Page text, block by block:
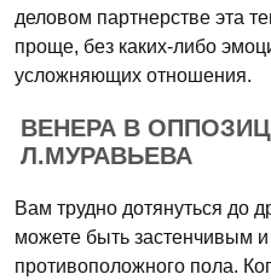
деловом партнерстве эта
проще, без каких-либо
усложняющих отношения.
ВЕНЕРА В
Л.МУРАВЬЕВА
Вам трудно дотянуться до
можете быть застенчивым
противоположного пола.